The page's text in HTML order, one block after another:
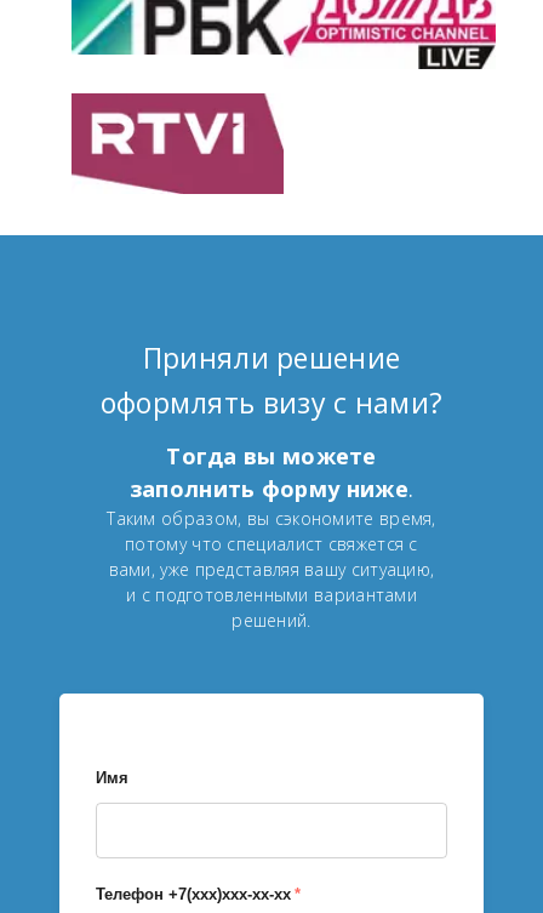
Приняли решение
оформлять визу с нами?
Тогда вы можете
заполнить форму ниже.
Таким образом, вы сэкономите время,
потому что специалист свяжется с
вами, уже представляя вашу ситуацию,
и с подготовленными вариантами
решений.
Имя
Телефон +7(xxx)xxx-xx-xx *